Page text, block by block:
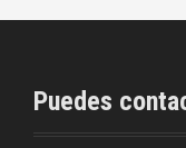
Puedes